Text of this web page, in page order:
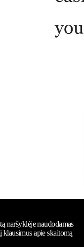
naršyklėje naudodamas
klausimus apie skaitomą